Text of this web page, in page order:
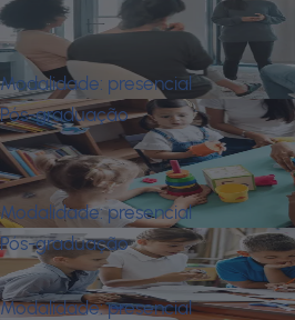
Psicologia
Mental
Modalidade: presencial
Pós-graduação
Psicomotricidade
Neurociência
Modalidade: presencial
Pós-graduação
Psicopedagogia
Modalidade: presencial